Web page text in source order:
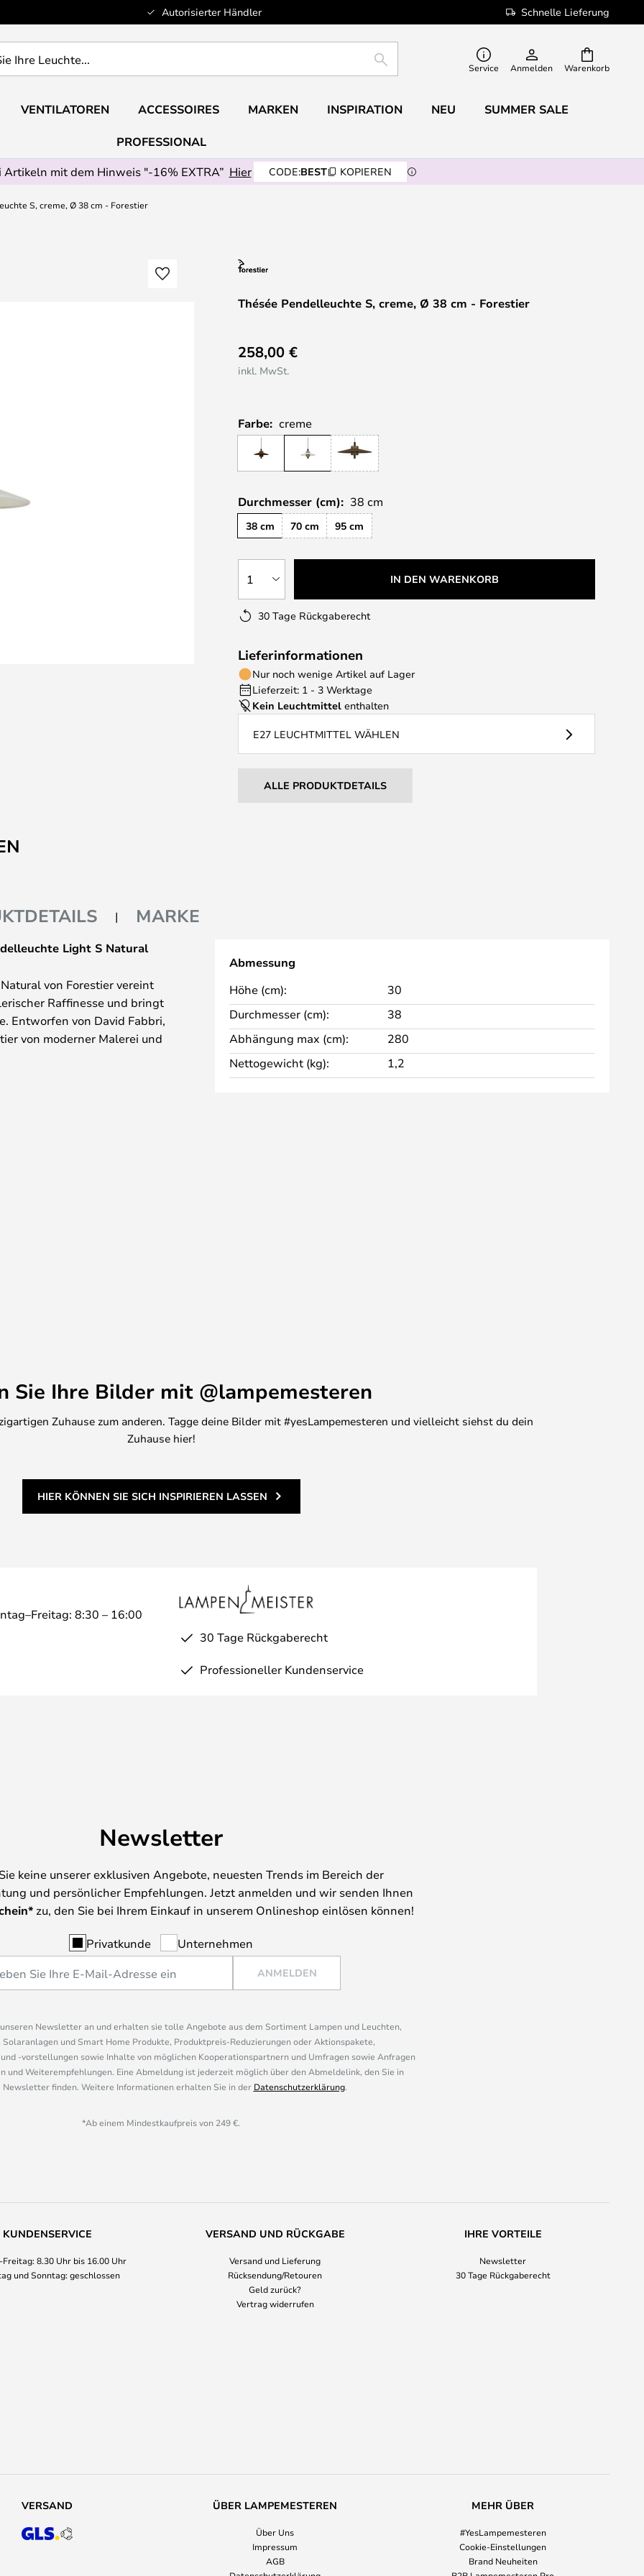
Autorisierter Händler Schnelle Lieferung
Warenkorb
SUCHE Service Anmelden
VENTILATOREN ACCESSOIRES MARKEN INSPIRATION NEU SUMMER SALE
PROFESSIONAL
mit dem Hinweis "-16% EXTRA” Hier CODE:BEST KOPIEREN
S, creme, Ø 38 cm - Forestier
Thésée Pendelleuchte S, creme, Ø 38 cm - Forestier
258,00 €
inkl. MwSt.
Farbe: creme
Durchmesser (cm): 38 cm
38 cm 70 cm 95 cm
1 IN DEN WARENKORB
30 Tage Rückgaberecht
Lieferinformationen
Nur noch wenige Artikel auf Lager
Lieferzeit: 1 - 3 Werktage
Kein Leuchtmittel enthalten
E27 LEUCHTMITTEL WÄHLEN
ALLE PRODUKTDETAILS
MARKE
Light S Natural
von Forestier vereint
Raffinesse und bringt
Entworfen von David Fabbri,
von moderner Malerei und
eine Leuchte, die Design,
Verarbeitung. Die
sie vielseitig einsetzbar
Wohnstile integrieren.
Kasia
oder im Eingangsbereich –
setzt stilvolle Akzente und
Sie ist mehr als nur
mit modernen Techniken und
als auch emotional
Abmessung
Höhe (cm):
30
Durchmesser (cm):
38
Abhängung max (cm):
280
Nettogewicht (kg):
1,2
Sie Ihre Bilder mit @lampemesteren
Zuhause zum anderen. Tagge deine Bilder mit #yesLampemesteren und vielleicht siehst du dein
Zuhause hier!
HIER KÖNNEN SIE SICH INSPIRIEREN LASSEN
8:30 – 16:00
30 Tage Rückgaberecht
Professioneller Kundenservice
Newsletter
keine unserer exklusiven Angebote, neuesten Trends im Bereich der
und persönlicher Empfehlungen. Jetzt anmelden und wir senden Ihnen
zu, den Sie bei Ihrem Einkauf in unserem Onlineshop einlösen können!
Privatkunde Unternehmen
ANMELDEN
Newsletter an und erhalten sie tolle Angebote aus dem Sortiment Lampen und Leuchten,
und Smart Home Produkte, Produktpreis-Reduzierungen oder Aktionspakete,
-vorstellungen sowie Inhalte von möglichen Kooperationspartnern und Umfragen sowie Anfragen
und Weiterempfehlungen. Eine Abmeldung ist jederzeit möglich über den Abmeldelink, den Sie in
Newsletter finden. Weitere Informationen erhalten Sie in der Datenschutzerklärung.
*Ab einem Mindestkaufpreis von 249 €.
KUNDENSERVICE
8.30 Uhr bis 16.00 Uhr
und Sonntag: geschlossen
VERSAND UND RÜCKGABE
Versand und Lieferung
Rücksendung/Retouren
Geld zurück?
Vertrag widerrufen
IHRE VORTEILE
Newsletter
30 Tage Rückgaberecht
VERSAND ÜBER LAMPEMESTEREN
Über Uns
Impressum
AGB
MEHR ÜBER
#YesLampemesteren
Cookie-Einstellungen
Brand Neuheiten